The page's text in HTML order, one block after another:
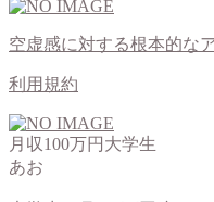
空虚感に対する根本的な
利用規約
月収100万円大学生
あお